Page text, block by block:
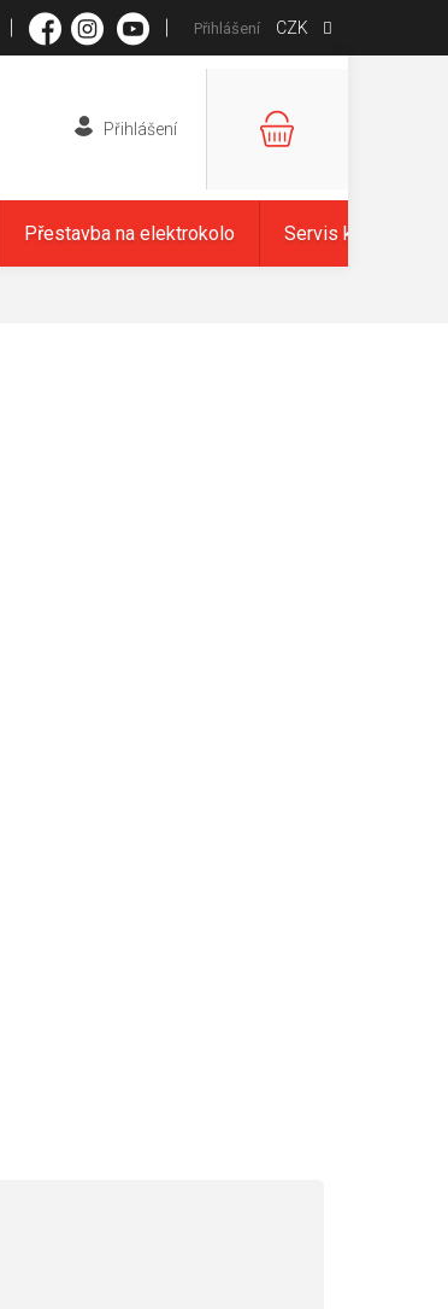
CZK
Přihlášení
NÁKUPNÍ
Přestavba na elektrokolo Servis kol